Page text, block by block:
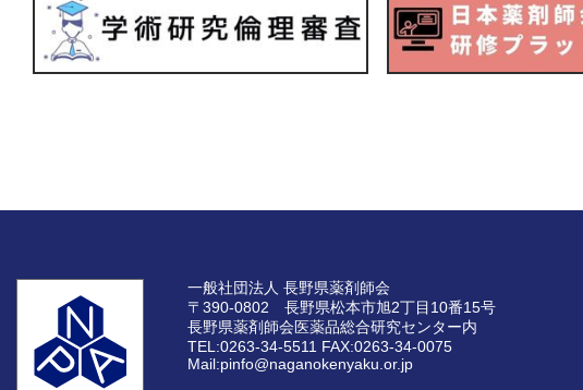
一般社団法人 長野県薬剤師会
〒390-0802 長野県松本市旭2丁目10番15号
長野県薬剤師会医薬品総合研究センター内
TEL:0263-34-5511 FAX:0263-34-0075
Mail:pinfo@naganokenyaku.or.jp